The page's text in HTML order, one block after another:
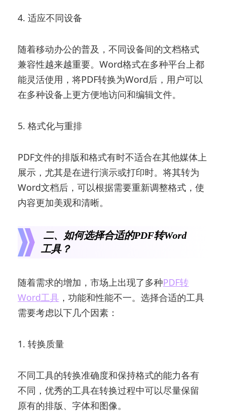
4. 适应不同设备
随着移动办公的普及，不同设备间的文档格式
兼容性越来越重要。Word格式在多种平台上都
能灵活使用，将PDF转换为Word后，用户可以
在多种设备上更方便地访问和编辑文件。
5. 格式化与重排
PDF文件的排版和格式有时不适合在其他媒体上
展示，尤其是在进行演示或打印时。将其转为
Word文档后，可以根据需要重新调整格式，使
内容更加美观和清晰。
二、如何选择合适的PDF转Word
工具？
随着需求的增加，市场上出现了多种PDF转
Word工具 ，功能和性能不一。选择合适的工具
需要考虑以下几个因素：
1. 转换质量
不同工具的转换准确度和保持格式的能力各有
不同，优秀的工具在转换过程中可以尽量保留
原有的排版、字体和图像。